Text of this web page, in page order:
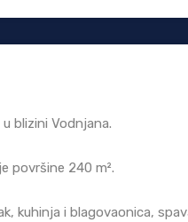
blizini Vodnjana.
površine 240 m².
kuhinja i blagovaonica,